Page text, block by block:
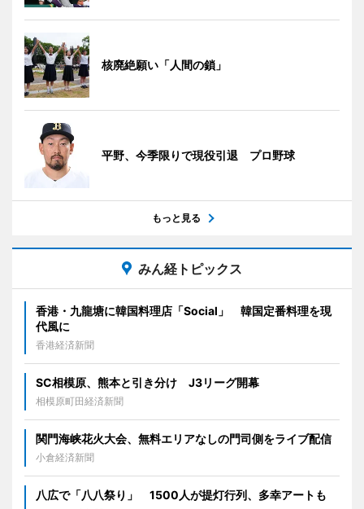
核廃絶願い「人間の鎖」
平野、今季限りで現役引退 プロ野球
もっと見る
みん経トピックス
香港・九龍塘に韓国料理店「Social」 韓国定番料理を現
代風に
香港経済新聞
SC相模原、熊本と引き分け J3リーグ開幕
相模原町田経済新聞
関門海峡花火大会、無料エリアなしの門司側をライブ配信
小倉経済新聞
八広で「八八祭り」 1500人が提灯行列、多幸アートも